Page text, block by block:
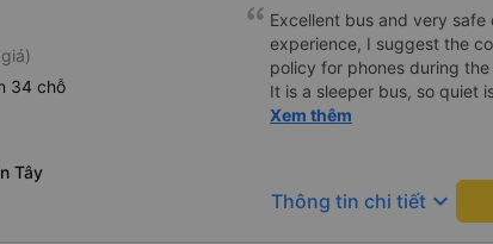
34 chỗ
Tây
Excellent bus and very
experience, I suggest the
policy for phones during
It is a sleeper bus, so quiet
Wi-Fi password clearly
hơn, tôi góp ý nhà xe nên
lặng (tắt âm thanh điện
Xem thêm
Thông tin chi tiết keyboard_arrow_down